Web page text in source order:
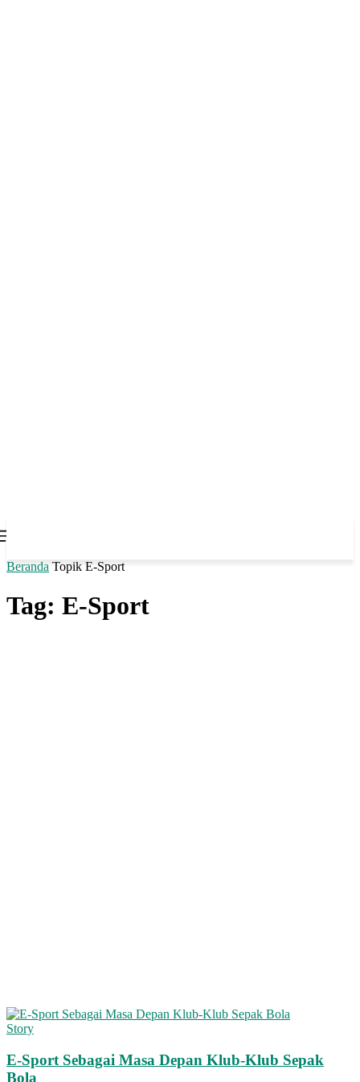
Beranda Topik E-Sport
Tag: E-Sport
Story
E-Sport Sebagai Masa Depan Klub-Klub Sepak
Bola